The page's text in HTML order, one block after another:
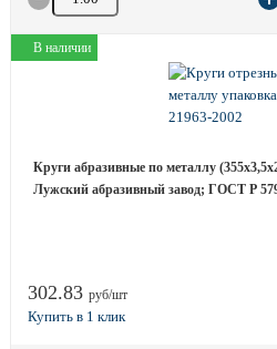
В наличии
Круги абразивные по металлу
Лужский абразивный завод; ГОСТ Р
302.83 руб/шт